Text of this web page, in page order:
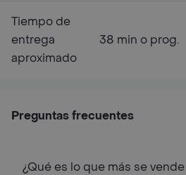
Tiempo de
entrega
aproximado
38 min o prog.
Preguntas frecuentes
¿Qué es lo que más se